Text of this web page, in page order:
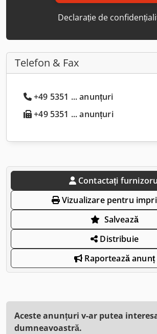
Declarație de
Telefon & Fax
+49 5351 ... anunțuri
+49 5351 ... anunțuri
Contactați
Vizualizare pentru
Salvează
Distribuie
Raportează anunț
Aceste anunțuri v-ar putea
dumneavoastră.